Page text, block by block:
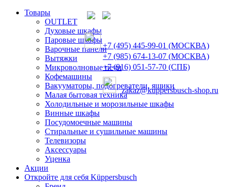
Товары
OUTLET
Духовые шкафы
Паровые шкафы
Варочные панели
Вытяжки
Микроволновые печи
Кофемашины
Вакууматоры, подогреватели, ящики
Малая бытовая техника
Холодильные и морозильные шкафы
Винные шкафы
Посудомоечные машины
Стиральные и сушильные машины
Телевизоры
Аксессуары
Уценка
Акции
Откройте для себя Küppersbusch
+7 (495) 445-99-01 (МОСКВА)
+7 (985) 674-13-07 (МОСКВА)
+7 (916) 051-57-70 (СПБ)
zakaz@kuppersbusch-shop.ru